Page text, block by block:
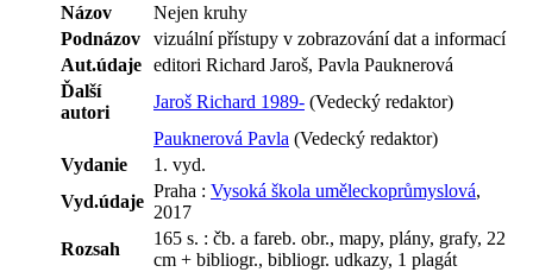
Názov
Nejen kruhy
Podnázov
vizuální přístupy v zobrazování dat a informací
Aut.údaje editori Richard Jaroš, Pavla Pauknerová
Ďalší
autori
Jaroš Richard 1989- (Vedecký redaktor)
Pauknerová Pavla (Vedecký redaktor)
Vydanie
1. vyd.
Vyd.údaje
Praha : Vysoká škola uměleckoprůmyslová,
2017
Rozsah
165 s. : čb. a fareb. obr., mapy, plány, grafy, 22
cm + bibliogr., bibliogr. udkazy, 1 plagát